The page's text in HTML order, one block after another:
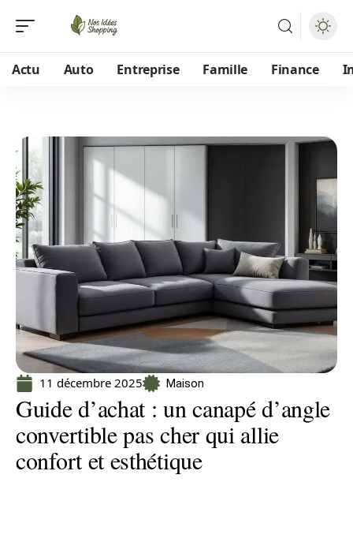
Actu Auto Entreprise Famille Finance
11 décembre 2025 Maison
Guide d’achat : un canapé d’angle
convertible pas cher qui allie
confort et esthétique